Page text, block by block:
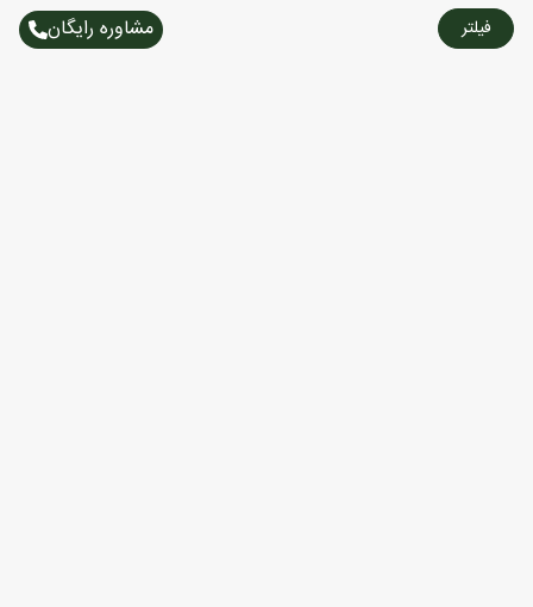
فیلتر مشاوره رایگان